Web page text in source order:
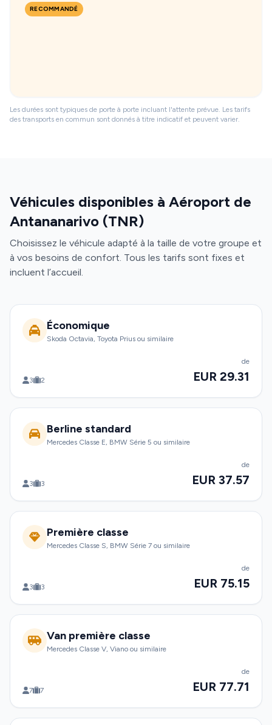
RECOMMANDÉ
Les durées sont typiques de porte à porte incluant l'attente prévue. Les tarifs
des transports en commun sont donnés à titre indicatif et peuvent varier.
Véhicules disponibles à Aéroport de
Antananarivo (TNR)
Choisissez le véhicule adapté à la taille de votre groupe et
à vos besoins de confort. Tous les tarifs sont fixes et
incluent l’accueil.
Économique
Skoda Octavia, Toyota Prius ou similaire
3 2
de
EUR 29.31
Berline standard
Mercedes Classe E, BMW Série 5 ou similaire
3 3
de
EUR 37.57
Première classe
Mercedes Classe S, BMW Série 7 ou similaire
3 3
de
EUR 75.15
Van première classe
Mercedes Classe V, Viano ou similaire
7 7
de
EUR 77.71